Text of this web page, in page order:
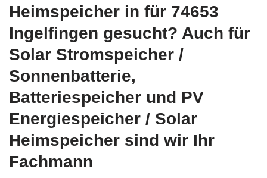
Heimspeicher in für 74653
Ingelfingen gesucht? Auch für
Solar Stromspeicher /
Sonnenbatterie,
Batteriespeicher und PV
Energiespeicher / Solar
Heimspeicher sind wir Ihr
Fachmann